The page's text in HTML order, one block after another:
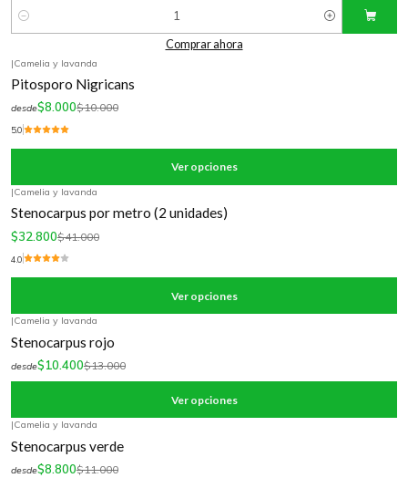
Cantidad
Comprar ahora
|Camelia y lavanda
Pitosporo Nigricans
desde$8.000$10.000
5.0
Ver opciones
|Camelia y lavanda
Stenocarpus por metro (2 unidades)
$32.800$41.000
4.0
Ver opciones
|Camelia y lavanda
Stenocarpus rojo
desde$10.400$13.000
Ver opciones
|Camelia y lavanda
Stenocarpus verde
desde$8.800$11.000